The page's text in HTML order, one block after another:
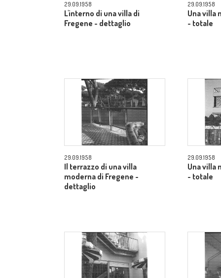
29.09.1958
L'interno di una villa di
Fregene - dettaglio
29.09.1958
Una villa
- totale
29.09.1958
Il terrazzo di una villa
moderna di Fregene -
dettaglio
29.09.1958
Una villa
- totale